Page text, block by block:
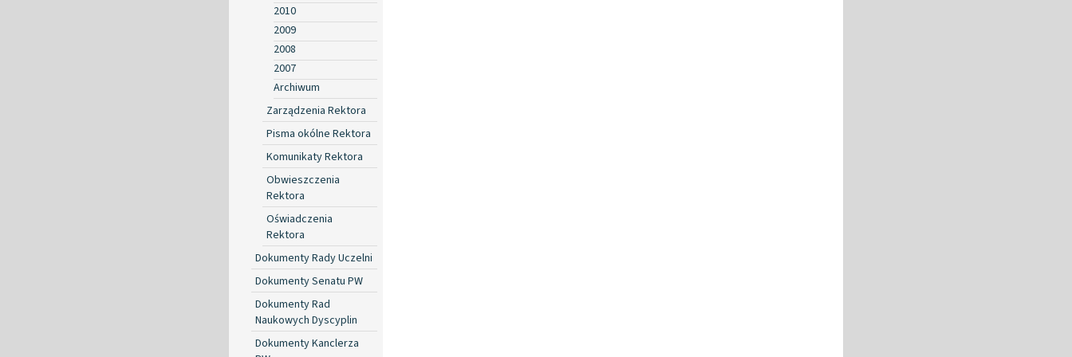
2010
2009
2008
2007
Archiwum
Zarządzenia Rektora
Pisma okólne Rektora
Komunikaty Rektora
Obwieszczenia
Rektora
Oświadczenia
Rektora
Dokumenty Rady Uczelni
Dokumenty Senatu PW
Dokumenty Rad
Naukowych Dyscyplin
Dokumenty Kanclerza